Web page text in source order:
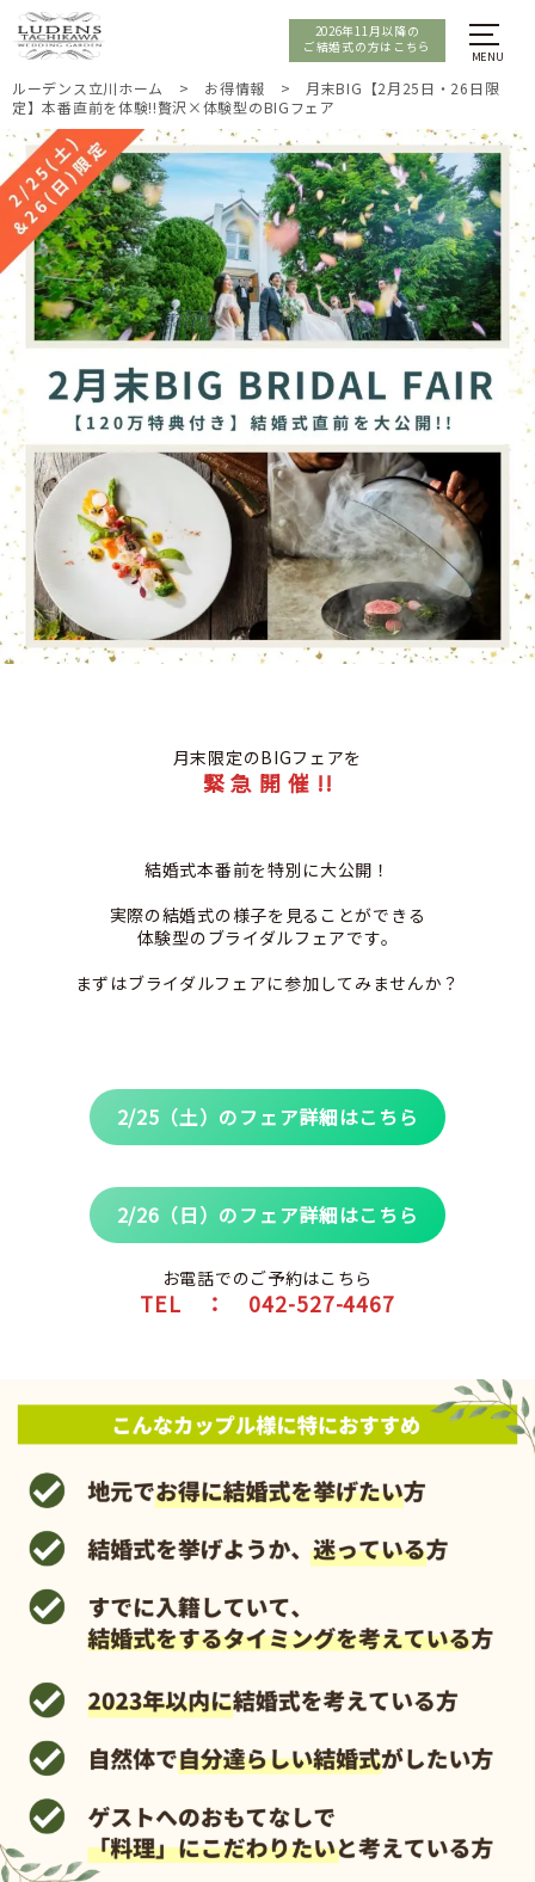
2026年11月以降の
ご結婚式の方はこちら
ルーデンス立川ホーム > お得情報 > 月末BIG【2月25日・26日限
定】本番直前を体験!!贅沢×体験型のBIGフェア
月末限定のBIGフェアを
緊 急 開 催 !!
結婚式本番前を特別に大公開！
実際の結婚式の様子を見ることができる
体験型のブライダルフェアです。
まずはブライダルフェアに参加してみませんか？
2/25（土）のフェア詳細はこちら
2/26（日）のフェア詳細はこちら
お電話でのご予約はこちら
TEL ： 042-527-4467